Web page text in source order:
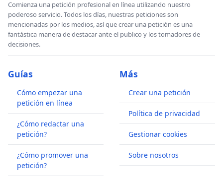
Comienza una petición profesional en línea utilizando nuestro
poderoso servicio. Todos los días, nuestras peticiones son
mencionadas por los medios, así que crear una petición es una
fantástica manera de destacar ante el publico y los tomadores de
decisiones.
Guías
Cómo empezar una
petición en línea
¿Cómo redactar una
petición?
¿Cómo promover una
petición?
Más
Crear una petición
Política de privacidad
Gestionar cookies
Sobre nosotros